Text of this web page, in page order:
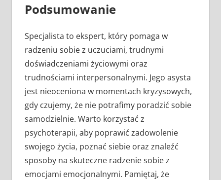
Podsumowanie
Specjalista to ekspert, który pomaga w
radzeniu sobie z uczuciami, trudnymi
doświadczeniami życiowymi oraz
trudnościami interpersonalnymi. Jego asysta
jest nieoceniona w momentach kryzysowych,
gdy czujemy, że nie potrafimy poradzić sobie
samodzielnie. Warto korzystać z
psychoterapii, aby poprawić zadowolenie
swojego życia, poznać siebie oraz znaleźć
sposoby na skuteczne radzenie sobie z
emocjami emocjonalnymi. Pamiętaj, że